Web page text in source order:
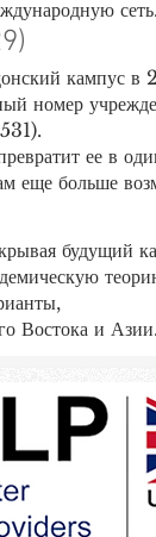
сеть.
кампус
ее в
еще больше
будущий
Востока и Азии.